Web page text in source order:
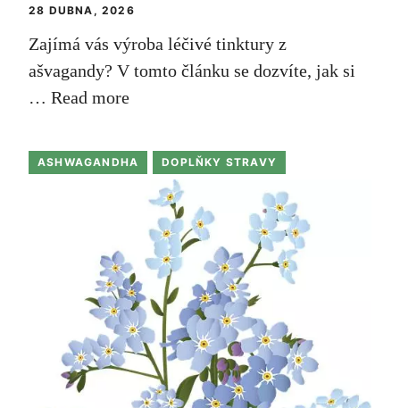
28 DUBNA, 2026
Zajímá vás výroba léčivé tinktury z
ašvagandy? V tomto článku se dozvíte, jak si
… Read more
ASHWAGANDHA DOPLŇKY STRAVY